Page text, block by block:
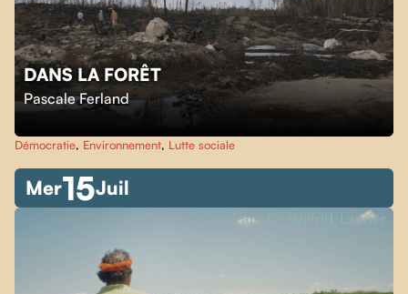
DANS LA FORÊT
Pascale Ferland
Démocratie, Environnement, Lutte sociale
Mer15Juil
Parc Sir-Wilfrid-Laurier